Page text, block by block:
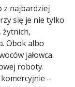
z najbardziej
się je nie tylko
żytnich,
Obok albo
jałowca.
roboty.
–